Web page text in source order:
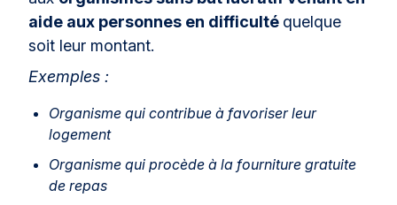
aide aux personnes en difficulté quelque
soit leur montant.
Exemples :
Organisme qui contribue à favoriser leur
logement
Organisme qui procède à la fourniture gratuite
de repas